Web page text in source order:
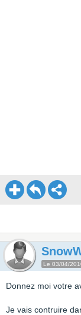
Le 03/04/
Donnez moi votre
Je vais contruire